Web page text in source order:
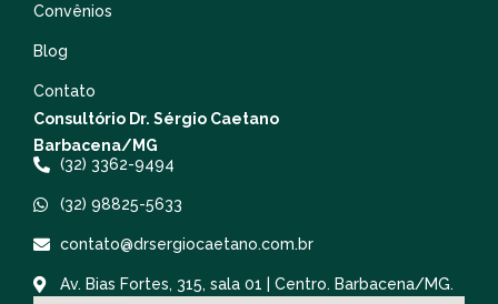
Convênios
Blog
Contato
Consultório Dr. Sérgio Caetano
Barbacena/MG
(32) 3362-9494
(32) 98825-5633
contato@drsergiocaetano.com.br
Av. Bias Fortes, 315, sala 01 | Centro. Barbacena/MG.